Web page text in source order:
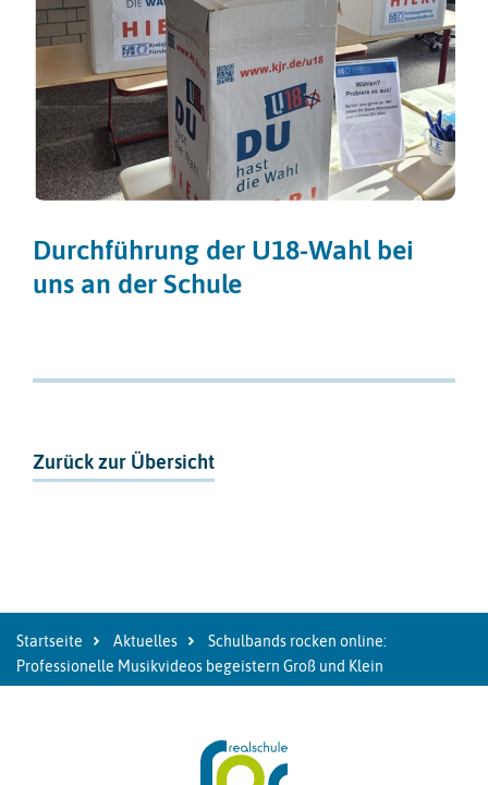
Durchführung der U18-Wahl bei
uns an der Schule
Zurück zur Übersicht
Startseite Aktuelles
Schulbands rocken online:
Professionelle Musikvideos begeistern Groß und Klein